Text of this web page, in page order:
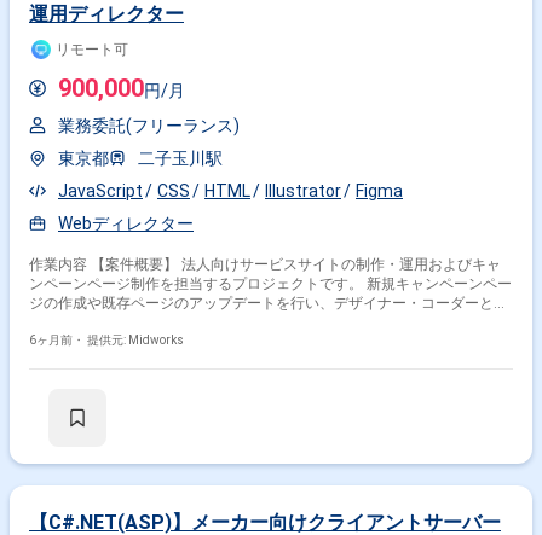
運用ディレクター
リモート可
900,000円/月
業務委託(フリーランス)
東京都
二子玉川駅
JavaScript
CSS HTML Illustrator
Figma
Webディレクター
作業内容 【案件概要】 法人向けサービスサイトの制作・運用およびキャ
ンペーンページ制作を担当するプロジェクトです。 新規キャンペーンペー
ジの作成や既存ページのアップデートを行い、デザイナー・コーダーとの
円滑な連携が求められ、Figmaを用いたワイヤーフレーム作成経験が必須
ディング作業） ・デザイナー、コーダーとの連携および進捗管理 ・既存
6ヶ月前・ 提供元: Midworks
【C#.NET(ASP)】メーカー向けクライアントサーバー